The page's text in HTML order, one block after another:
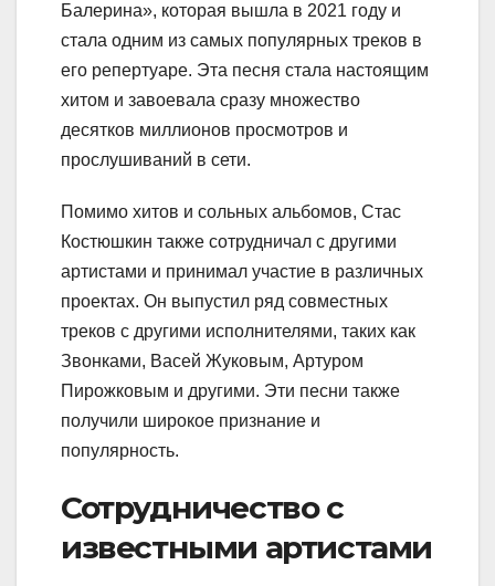
Балерина», которая вышла в 2021 году и
стала одним из самых популярных треков в
его репертуаре. Эта песня стала настоящим
хитом и завоевала сразу множество
десятков миллионов просмотров и
прослушиваний в сети.
Помимо хитов и сольных альбомов, Стас
Костюшкин также сотрудничал с другими
артистами и принимал участие в различных
проектах. Он выпустил ряд совместных
треков с другими исполнителями, таких как
Звонками, Васей Жуковым, Артуром
Пирожковым и другими. Эти песни также
получили широкое признание и
популярность.
Сотрудничество с
известными артистами